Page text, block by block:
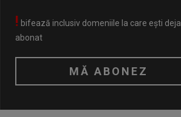
! bifează inclusiv domeniile la care ești deja
abonat